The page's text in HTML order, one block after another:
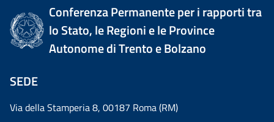
Conferenza Permanente per i rapporti tra
lo Stato, le Regioni e le Province
Autonome di Trento e Bolzano
SEDE
Via della Stamperia 8, 00187 Roma (RM)